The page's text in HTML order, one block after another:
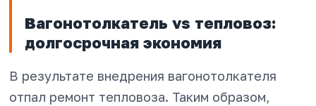
Вагонотолкатель vs тепловоз:
долгосрочная экономия
В результате внедрения вагонотолкателя
отпал ремонт тепловоза. Таким образом,